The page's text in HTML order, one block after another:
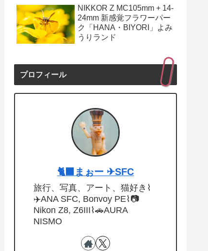
NIKKOR Z MC105mm + 14-
24mm 新感覚フラワーパー
ク「HANA・BIYORI」よみ
うりランド
プロフィール
🐈‍⬛まぉー ✈︎SFC
旅行、写真、アート、猫好き⌇
✈️ANA SFC, Bonvoy PE⌇📷
Nikon Z8, Z6III⌇🚗AURA
NISMO